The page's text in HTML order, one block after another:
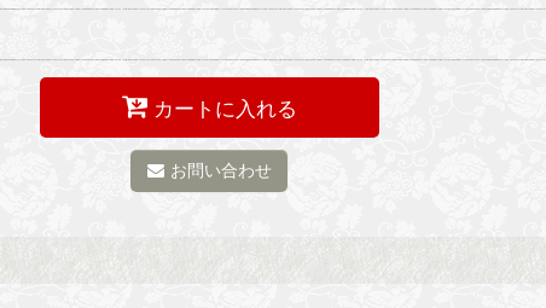
カートに入れる
お問い合わせ